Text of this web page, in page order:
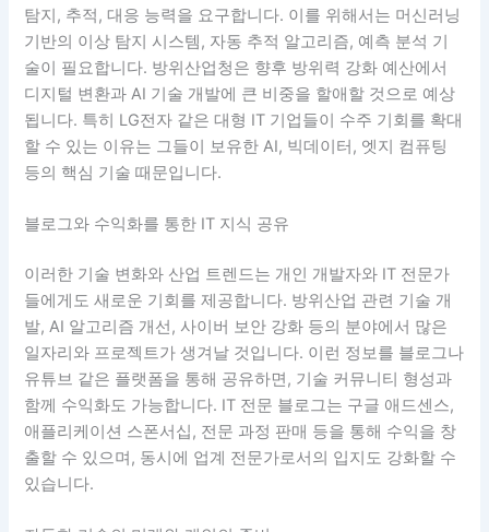
탐지, 추적, 대응 능력을 요구합니다. 이를 위해서는 머신러닝
기반의 이상 탐지 시스템, 자동 추적 알고리즘, 예측 분석 기
술이 필요합니다. 방위산업청은 향후 방위력 강화 예산에서
디지털 변환과 AI 기술 개발에 큰 비중을 할애할 것으로 예상
됩니다. 특히 LG전자 같은 대형 IT 기업들이 수주 기회를 확대
할 수 있는 이유는 그들이 보유한 AI, 빅데이터, 엣지 컴퓨팅
등의 핵심 기술 때문입니다.
블로그와 수익화를 통한 IT 지식 공유
이러한 기술 변화와 산업 트렌드는 개인 개발자와 IT 전문가
들에게도 새로운 기회를 제공합니다. 방위산업 관련 기술 개
발, AI 알고리즘 개선, 사이버 보안 강화 등의 분야에서 많은
일자리와 프로젝트가 생겨날 것입니다. 이런 정보를 블로그나
유튜브 같은 플랫폼을 통해 공유하면, 기술 커뮤니티 형성과
함께 수익화도 가능합니다. IT 전문 블로그는 구글 애드센스,
애플리케이션 스폰서십, 전문 과정 판매 등을 통해 수익을 창
출할 수 있으며, 동시에 업계 전문가로서의 입지도 강화할 수
있습니다.